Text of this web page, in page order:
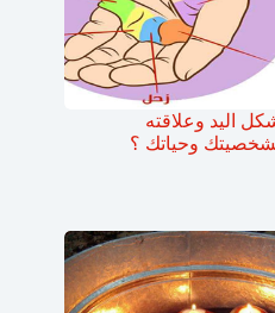
اليد وعلاقته
وحياتك ؟